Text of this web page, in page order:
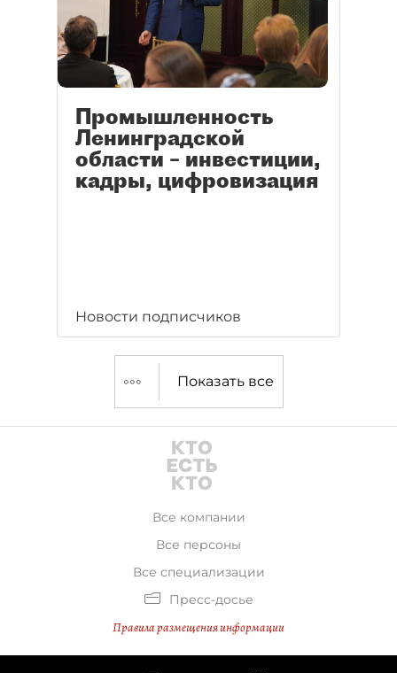
Промышленность
Ленинградской
области – инвестиции,
кадры, цифровизация
Новости подписчиков
Показать все
Все компании
Все персоны
Все специализации
Пресс-досье
Правила размещения информации